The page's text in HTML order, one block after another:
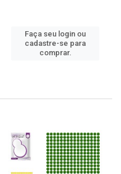
Faça seu login ou
cadastre-se para
comprar.